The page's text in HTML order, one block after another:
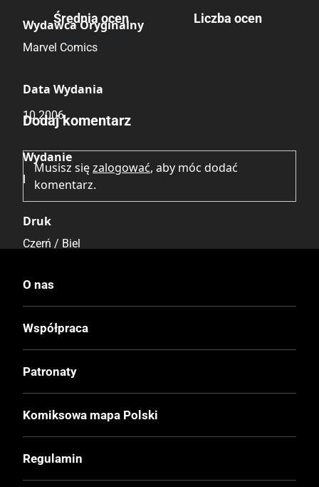
Wydawca Oryginalny
Marvel Comics
Data Wydania
10.2006
Wydanie
Druk
Czerń / Biel
Oprawa
Miękka
Format
176x250 mm
Liczba Stron
544
Cena Okładkowa
Średnia ocen
Brak głosów
Liczba ocen
Brak opinii.
Dodaj komentarz
Musisz sięzalogować, aby móc dodać
komentarz.
O nas
Współpraca
Patronaty
Komiksowa mapa Polski
Regulamin